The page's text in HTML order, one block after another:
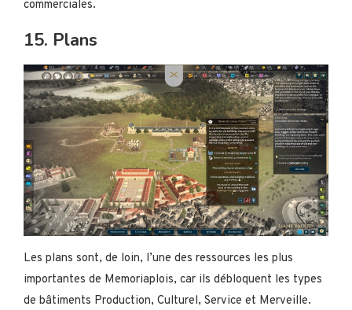
commerciales.
15. Plans
Les plans sont, de loin, l’une des ressources les plus
importantes de Memoriaplois, car ils débloquent les types
de bâtiments Production, Culturel, Service et Merveille.